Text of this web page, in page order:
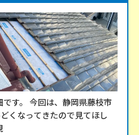
岡県藤枝市
くなってきたので見てほし